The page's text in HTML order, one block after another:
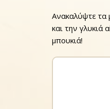
Ανακαλύψτε τα
και την γλυκιά
μπουκιά!